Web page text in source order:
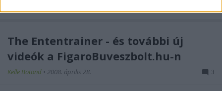
The Ententrainer - és további új
videók a FigaroBuveszbolt.hu-n
Kelle Botond • 2008. április 28. 3